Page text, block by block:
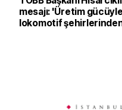
mesajı: 'Üretim
lokomotif